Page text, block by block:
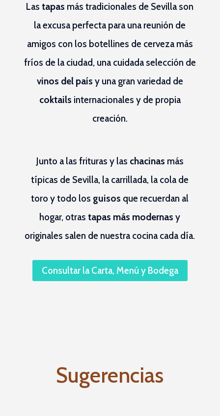
Lastapas más tradicionales de Sevilla son
la excusa perfecta para una reunión de
amigos con los botellines de cerveza más
fríos de la ciudad, una cuidada selección de
vinos del país y una gran variedad de
coktails internacionales y de propia
creación.
Junto a las frituras y las chacinas más
típicas de Sevilla, la carrillada, la cola de
toro y todo los guisos que recuerdan al
hogar, otrastapas más modernas y
originales salen de nuestra cocina cada día.
Consultar la Carta, Menú y Bodega
Sugerencias